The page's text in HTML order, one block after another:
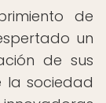
de
un
de sus
la sociedad